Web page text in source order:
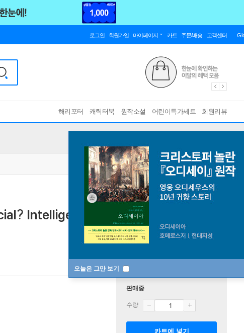
로그인 회원가입 마이페이지 카트 주문/배송 고객센터
해리포터 캐릭터북 원작소설 어린이특가세트 회원리뷰
오늘은 그만 보기
Intelligence [ Paperback, POD 주문제작도서 ]
판매중
수량
카트에 넣기